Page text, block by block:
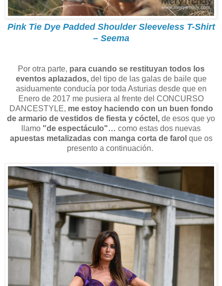
Pink Tie Dye Padded Shoulder Sleeveless T-Shirt
– Seema
Por otra parte, para cuando se restituyan todos los
eventos aplazados,del tipo de las galas de baile que
asiduamente conducía por toda Asturias desde que en
Enero de 2017 me pusiera al frente del CONCURSO
DANCESTYLE, me estoy haciendo con un buen fondo
de armario de vestidos de fiesta y cóctel, de esos que yo
llamo "de espectáculo"… como estas dos nuevas
apuestas metalizadas con manga corta de farol que os
presento a continuación.